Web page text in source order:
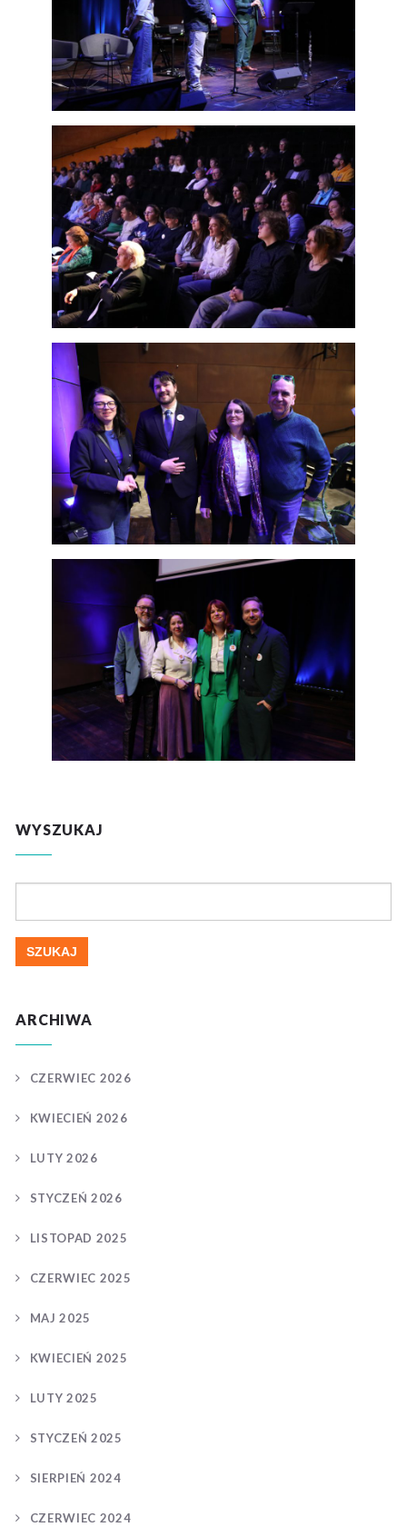
WYSZUKAJ
ARCHIWA
CZERWIEC 2026
KWIECIEŃ 2026
LUTY 2026
STYCZEŃ 2026
LISTOPAD 2025
CZERWIEC 2025
MAJ 2025
KWIECIEŃ 2025
LUTY 2025
STYCZEŃ 2025
SIERPIEŃ 2024
CZERWIEC 2024